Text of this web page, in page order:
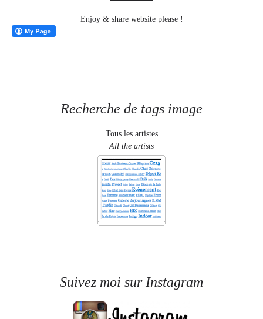
Enjoy & share website please !
Recherche de tags image
Tous les artistes
All the artists
Suivez moi sur Instagram